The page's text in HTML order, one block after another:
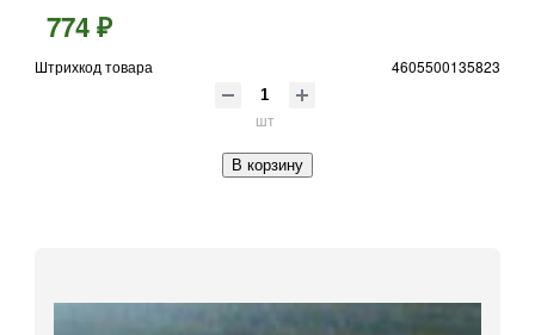
774 ₽
Штрихкод товара 4605500135823
шт
В корзину